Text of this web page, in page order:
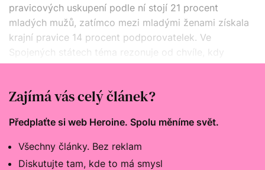
pravicových uskupení podle ní stojí 21 procent
mladých mužů, zatímco mezi mladými ženami získala
krajní pravice 14 procent podporovatelek. Ve
Spojených státech téma rezonuje od chvíle, kdy
konzervativec Donald Trump porazil v prezidentských
Zajímá vás celý článek?
Předplaťte si web Heroine. Spolu měníme svět.
Všechny články. Bez reklam
Diskutujte tam, kde to má smysl